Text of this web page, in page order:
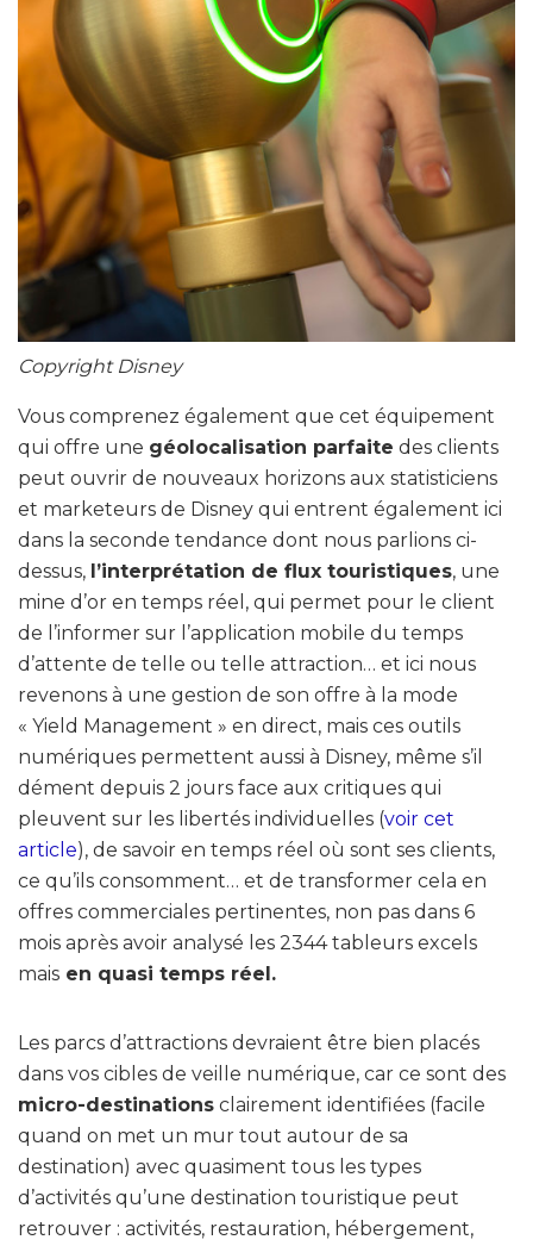
Copyright Disney
Vous comprenez également que cet équipement
qui offre une géolocalisation parfaite des clients
peut ouvrir de nouveaux horizons aux statisticiens
et marketeurs de Disney qui entrent également ici
dans la seconde tendance dont nous parlions ci-
dessus, l’interprétation de flux touristiques, une
mine d’or en temps réel, qui permet pour le client
de l’informer sur l’application mobile du temps
d’attente de telle ou telle attraction… et ici nous
revenons à une gestion de son offre à la mode
« Yield Management » en direct, mais ces outils
numériques permettent aussi à Disney, même s’il
dément depuis 2 jours face aux critiques qui
pleuvent sur les libertés individuelles (voir cet
article), de savoir en temps réel où sont ses clients,
ce qu’ils consomment… et de transformer cela en
offres commerciales pertinentes, non pas dans 6
mois après avoir analysé les 2344 tableurs excels
mais en quasi temps réel.
Les parcs d’attractions devraient être bien placés
dans vos cibles de veille numérique, car ce sont des
micro-destinations clairement identifiées (facile
quand on met un mur tout autour de sa
destination) avec quasiment tous les types
d’activités qu’une destination touristique peut
retrouver : activités, restauration, hébergement,